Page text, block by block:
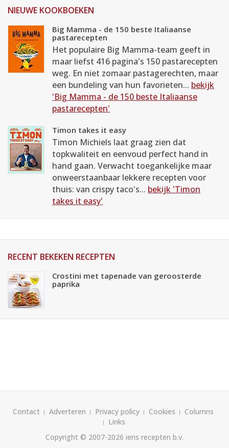
NIEUWE KOOKBOEKEN
Big Mamma - de 150 beste Italiaanse
pastarecepten
Het populaire Big Mamma-team geeft in
maar liefst 416 pagina's 150 pastarecepten
weg. En niet zomaar pastagerechten, maar
een bundeling van hun favorieten... bekijk
'Big Mamma - de 150 beste Italiaanse
pastarecepten'
Timon takes it easy
Timon Michiels laat graag zien dat
topkwaliteit en eenvoud perfect hand in
hand gaan. Verwacht toegankelijke maar
onweerstaanbaar lekkere recepten voor
thuis: van crispy taco's... bekijk 'Timon
takes it easy'
RECENT BEKEKEN RECEPTEN
Crostini met tapenade van geroosterde
paprika
Contact Adverteren Privacy policy Cookies
Columns
Links
Copyright © 2007-2026 iens recepten b.v.